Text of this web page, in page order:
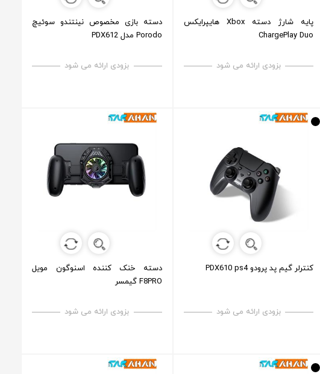
پایه شارژ دسته Xbox هایپرایکس
ChargePlay Duo
بزودی ارائه می شود
دسته بازی مخصوص نینتندو سوئیچ
Porodo مدل PDX612
بزودی ارائه می شود
کنترلر گیم پد پرودو PDX610 ps4
بزودی ارائه می شود
دسته خنک کننده اسنوگون مویل
F8PRO گیمسر
بزودی ارائه می شود